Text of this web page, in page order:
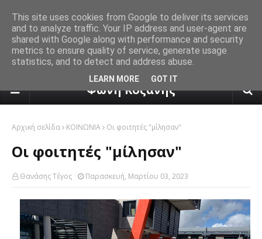
πρόγνωση καιρού από το
Φωνή Κοζάνης
Αρχική σελίδα ΚΟΙΝΩΝΙΑ Οι φοιτητές "μίλησαν"
Οι φοιτητές "μίλησαν"
Θανάσης Τέγος Παρασκευή, Μαρτίου 03, 2023
This site uses cookies from Google to deliver its services
and to analyze traffic. Your IP address and user-agent are
shared with Google along with performance and security
metrics to ensure quality of service, generate usage
statistics, and to detect and address abuse.
LEARN MORE GOT IT